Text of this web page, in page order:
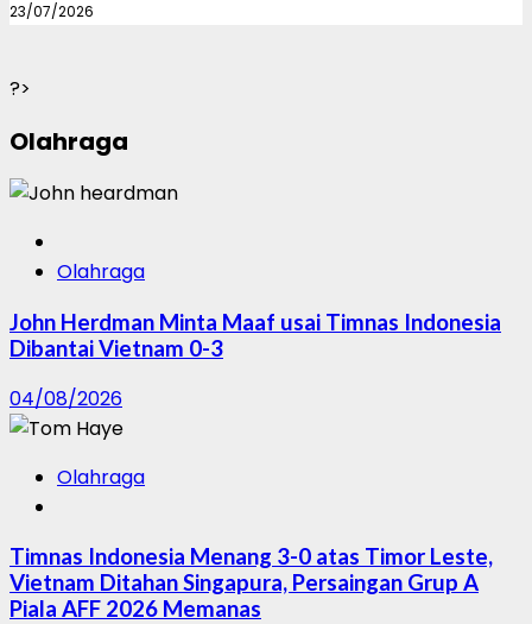
23/07/2026
?>
Olahraga
Olahraga
John Herdman Minta Maaf usai Timnas Indonesia
Dibantai Vietnam 0-3
04/08/2026
Olahraga
Timnas Indonesia Menang 3-0 atas Timor Leste,
Vietnam Ditahan Singapura, Persaingan Grup A
Piala AFF 2026 Memanas